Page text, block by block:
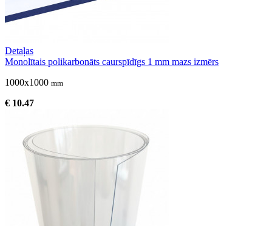
Detaļas
Monolītais polikarbonāts caurspīdīgs 1 mm mazs izmērs
1000x1000 mm
€ 10.47